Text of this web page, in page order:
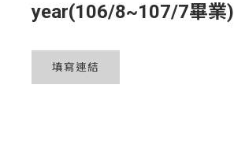
year(106/8~107/7畢業)
填寫連結